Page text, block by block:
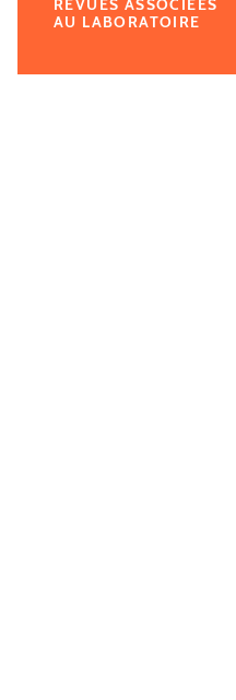
AU LABORATOIRE